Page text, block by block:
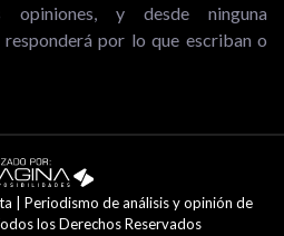
opiniones, y desde ninguna
por lo que escriban o
| Periodismo de análisis y opinión de
los Derechos Reservados